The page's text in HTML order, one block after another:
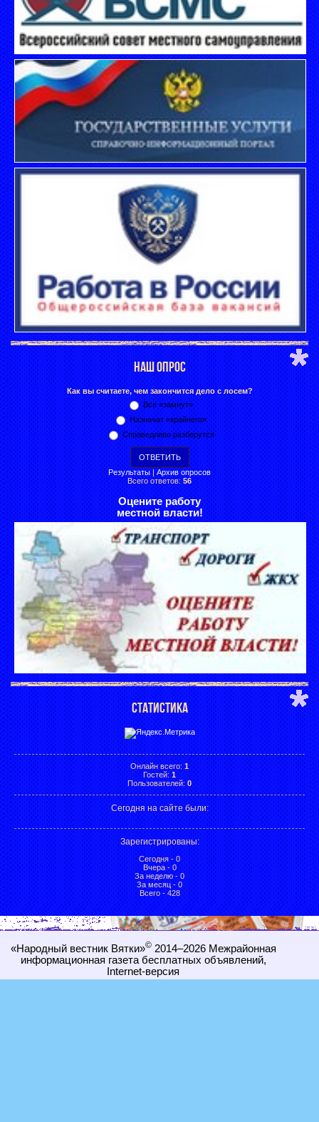
НАШ ОПРОС
Как вы считаете, чем закончится дело с лосем?
Всё «замнут»
Назначат «крайнего»
Справедливо разберутся
Результаты | Архив опросов
Всего ответов: 56
Оцените работу
местной власти!
СТАТИСТИКА
Онлайн всего: 1
Гостей: 1
Пользователей: 0
Сегодня на сайте были:
Зарегистрированы:
Сегодня - 0
Вчера - 0
За неделю - 0
За месяц - 0
Всего - 428
«Народный вестник Вятки»©2014–2026 Межрайонная
информационная газета бесплатных объявлений,
Internet-версия